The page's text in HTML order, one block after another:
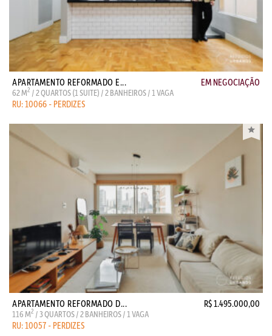
APARTAMENTO REFORMADO E... EM NEGOCIAÇÃO
62 M2 / 2 QUARTOS (1 SUITE) / 2 BANHEIROS / 1 VAGA
RU: 10066 - PERDIZES
APARTAMENTO REFORMADO D... R$ 1.495.000,00
116 M2 / 3 QUARTOS / 2 BANHEIROS / 1 VAGA
RU: 10057 - PERDIZES